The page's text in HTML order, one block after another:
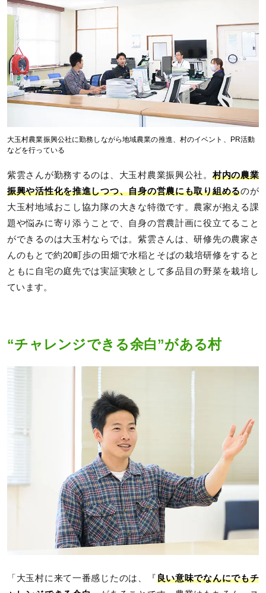
大玉村農業振興公社に勤務しながら地域農業の推進、村のイベント、PR活動
などを行っている
紫雲さんが勤務するのは、大玉村農業振興公社。村内の農業
振興や活性化を推進しつつ、自身の営農にも取り組めるのが
大玉村地域おこし協力隊の大きな特徴です。農家が抱える課
題や悩みに寄り添うことで、自身の営農計画に役立てること
ができるのは大玉村ならでは。紫雲さんは、研修先の農家さ
んのもとで約20町歩の田畑で水稲とそばの栽培研修をすると
ともに自宅の庭先では実証実験として多品目の野菜を栽培し
ています。
“チャレンジできる余白”がある村
「大玉村に来て一番感じたのは、『良い意味でなんにでもチ